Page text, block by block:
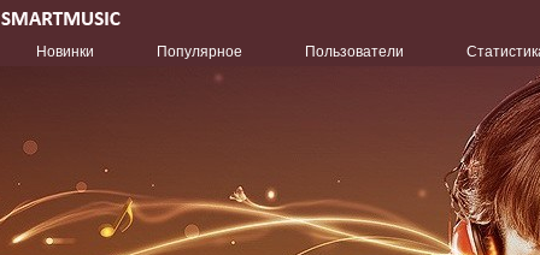
Новинки Популярное Пользователи